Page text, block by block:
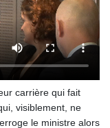
carrière qui fait
visiblement, ne
le ministre alors